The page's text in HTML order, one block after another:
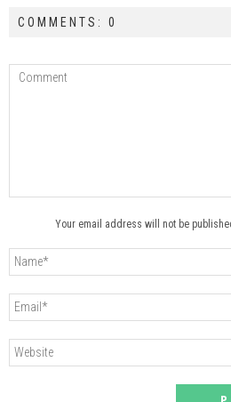
COMMENTS: 0
Your email address will not be